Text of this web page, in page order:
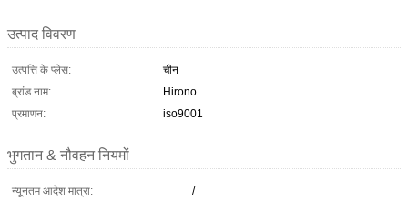
उत्पाद विवरण
उत्पत्ति के प्लेस:
चीन
ब्रांड नाम:
Hirono
प्रमाणन:
iso9001
भुगतान & नौवहन नियमों
न्यूनतम आदेश मात्रा: /